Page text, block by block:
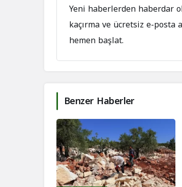
Yeni haberlerden haberdar
kaçırma ve ücretsiz e-posta
hemen başlat.
Benzer Haberler